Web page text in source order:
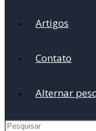
Artigos
Contato
Alternar